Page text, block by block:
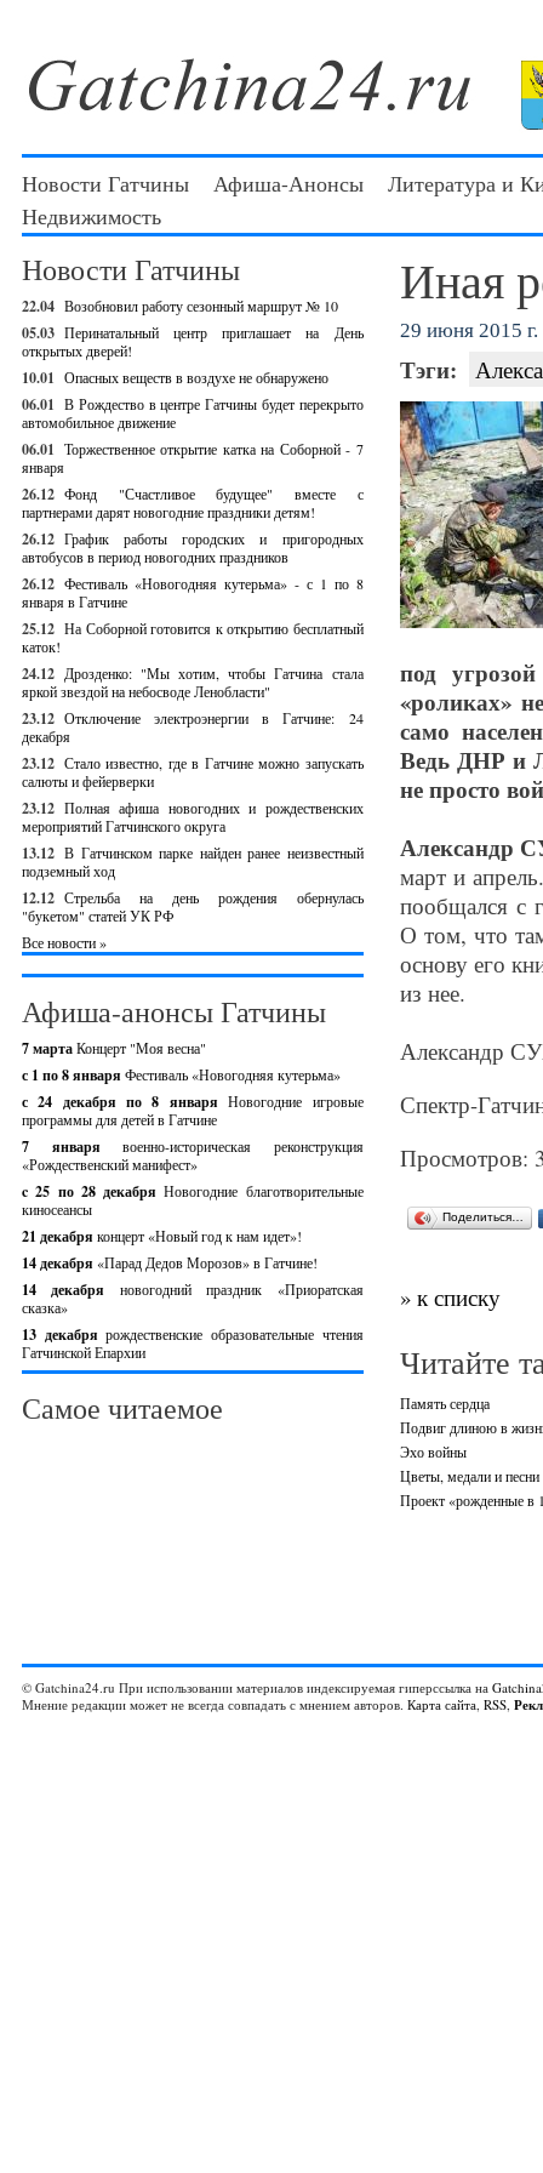
Новости Гатчины Афиша-Анонсы
Литература и
Недвижимость
Новости Гатчины
22.04 Возобновил работу сезонный маршрут № 10
05.03 Перинатальный центр приглашает на День
открытых дверей!
10.01 Опасных веществ в воздухе не обнаружено
06.01 В Рождество в центре Гатчины будет перекрыто
автомобильное движение
06.01 Торжественное открытие катка на Соборной - 7
января
26.12 Фонд "Счастливое будущее" вместе с
партнерами дарят новогодние праздники детям!
26.12 График работы городских и пригородных
автобусов в период новогодних праздников
26.12 Фестиваль «Новогодняя кутерьма» - с 1 по 8
января в Гатчине
25.12 На Соборной готовится к открытию бесплатный
каток!
24.12 Дрозденко: "Мы хотим, чтобы Гатчина стала
яркой звездой на небосводе Ленобласти"
23.12 Отключение электроэнергии в Гатчине: 24
декабря
23.12 Стало известно, где в Гатчине можно запускать
салюты и фейерверки
23.12 Полная афиша новогодних и рождественских
мероприятий Гатчинского округа
13.12 В Гатчинском парке найден ранее неизвестный
подземный ход
12.12 Стрельба на день рождения обернулась
"букетом" статей УК РФ
Все новости »
Афиша-анонсы Гатчины
7 мартаКонцерт "Моя весна"
с 1 по 8 января Фестиваль «Новогодняя кутерьма»
с 24 декабря по 8 январяНовогодние игровые
программы для детей в Гатчине
7 январявоенно-историческая реконструкция
«Рождественский манифест»
c 25 по 28 декабряНовогодние благотворительные
киносеансы
21 декабря концерт «Новый год к нам идет»!
14 декабря «Парад Дедов Морозов» в Гатчине!
14 декабря новогодний праздник «Приоратская
сказка»
13 декабрярождественские образовательные чтения
Гатчинской Епархии
Самое читаемое
Иная
29 июня 2015 г.
Тэги:
под
«роликах»
само
Ведь ДНР и
не просто
Александр
март и
пообщался с
О том, что
основу его
из нее.
Александр
Спектр-
Просмотров:
Поделиться…
» к списку
Читайте
Память сердца
Подвиг длиною в
Эхо войны
Цветы, медали и песни
Проект «рожденные в
© Gatchina24.ru При использовании материалов индексируемая гиперссылка на
Мнение редакции может не всегда совпадать с мнением авторов. Карта сайта, RSS,